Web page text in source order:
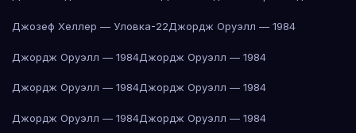
Джозеф Хеллер — Уловка-22Джордж Оруэлл — 1984
Джордж Оруэлл — 1984Джордж Оруэлл — 1984
Джордж Оруэлл — 1984Джордж Оруэлл — 1984
Джордж Оруэлл — 1984Джордж Оруэлл — 1984